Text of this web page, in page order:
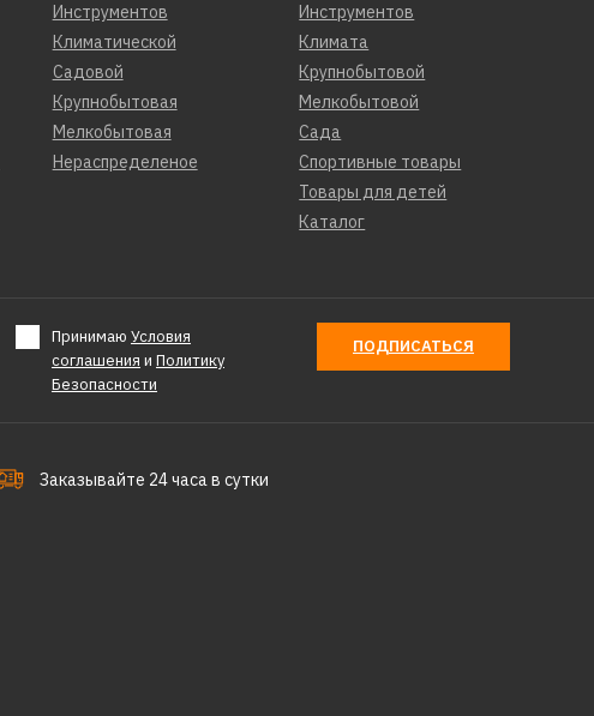
Инструментов
Климатической
Садовой
Крупнобытовая
Мелкобытовая
Нераспределеное
Инструментов
Климата
Крупнобытовой
Мелкобытовой
Сада
Спортивные товары
Товары для детей
Каталог
Принимаю Условия
соглашения и Политику
Безопасности
ПОДПИСАТЬСЯ
Заказывайте 24 часа в сутки